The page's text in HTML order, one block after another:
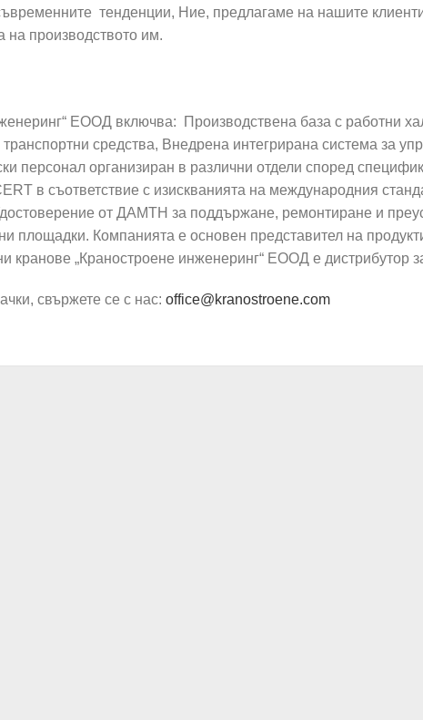
тенденции, Ние, предлагаме на нашите
на производството им.
ЕООД включва: Производствена база с работни
средства, Внедрена интегрирана система за
персонал организиран в различни отдели според
в съответствие с изискванията на международния
от ДАМТН за поддържане, ремонтиране и
площадки. Компанията е основен представител на
кранове „Краностроене инженеринг“ ЕООД е дистрибутор
свържете се с нас: office@kranostroene.com